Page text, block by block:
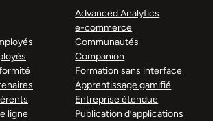
ligne
Advanced Analytics
e-commerce
Communautés
Companion
Formation sans interface
Apprentissage gamifié
Entreprise étendue
Publication d’applications